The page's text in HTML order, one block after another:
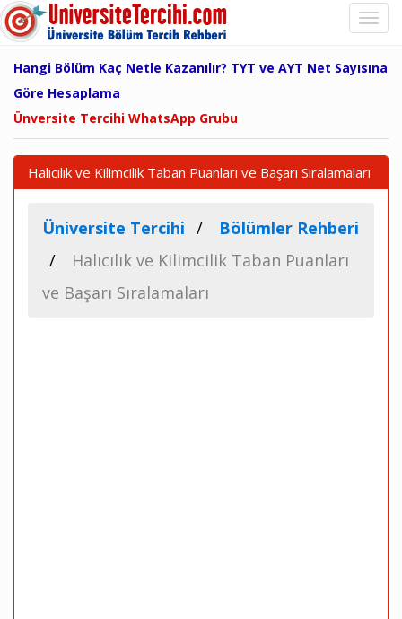
Hangi Bölüm Kaç Netle Kazanılır? TYT ve AYT Net Sayısına
Göre Hesaplama
Ünversite Tercihi WhatsApp Grubu
Halıcılık ve Kilimcilik Taban Puanları ve Başarı Sıralamaları
Üniversite Tercihi
Bölümler Rehberi
Halıcılık ve Kilimcilik Taban Puanları
ve Başarı Sıralamaları